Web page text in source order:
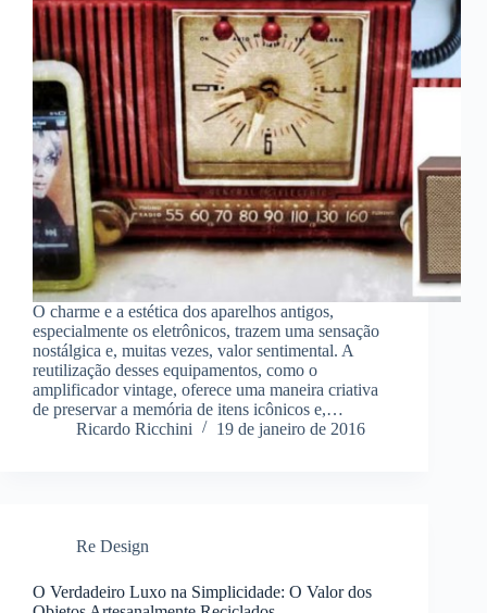
O charme e a estética dos aparelhos antigos,
especialmente os eletrônicos, trazem uma sensação
nostálgica e, muitas vezes, valor sentimental. A
reutilização desses equipamentos, como o
amplificador vintage, oferece uma maneira criativa
de preservar a memória de itens icônicos e,…
Ricardo Ricchini
19 de janeiro de 2016
Re Design
O Verdadeiro Luxo na Simplicidade: O Valor dos